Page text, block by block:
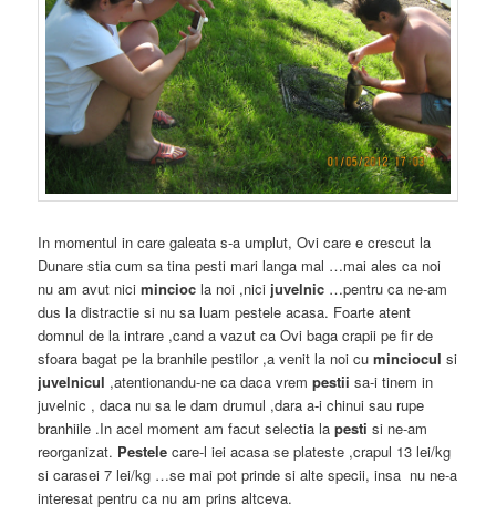
In momentul in care galeata s-a umplut, Ovi care e crescut la
Dunare stia cum sa tina pesti mari langa mal …mai ales ca noi
nu am avut nicimincioc la noi ,nici juvelnic …pentru ca ne-am
dus la distractie si nu sa luam pestele acasa. Foarte atent
domnul de la intrare ,cand a vazut ca Ovi baga crapii pe fir de
sfoara bagat pe la branhile pestilor ,a venit la noi cu minciocul si
juvelnicul ,atentionandu-ne ca daca vrem pestii sa-i tinem in
juvelnic , daca nu sa le dam drumul ,dara a-i chinui sau rupe
branhiile .In acel moment am facut selectia lapesti si ne-am
reorganizat. Pestele care-l iei acasa se plateste ,crapul 13 lei/kg
si carasei 7 lei/kg …se mai pot prinde si alte specii, insa nu ne-a
interesat pentru ca nu am prins altceva.